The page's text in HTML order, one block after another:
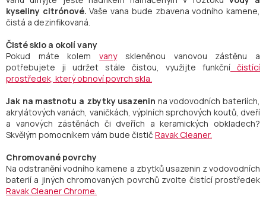
kyseliny citrónové. Vaše vana bude zbavena vodního kamene,
čistá a dezinfikovaná.
Čisté sklo a okolí vany
Pokud máte kolemvanyskleněnou vanovou zástěnu a
potřebujete ji udržet stále čistou, využijte funkční čistící
prostředek, který obnoví povrch skla.
Jak na mastnotu a zbytky usazenin na vodovodních bateriích,
akrylátových vanách, vaničkách, výplních sprchových koutů, dveří
a vanových zástěnách či dveřích a keramických obkladech?
Skvělým pomocníkem vám bude čistič Ravak Cleaner.
Chromované povrchy
Na odstranění vodního kamene a zbytků usazenin z vodovodních
baterií a jiných chromovaných povrchů zvolte čistící prostředek
Ravak Cleaner Chrome.